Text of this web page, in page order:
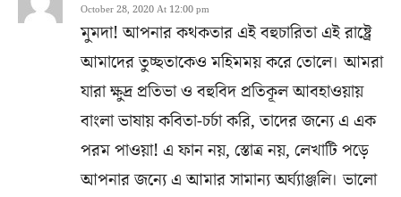
October 28, 2020 At 12:00 pm
মুমদা! আপনার কথকতার এই বহুচারিতা এই রাষ্ট্রে
আমাদের তুচ্ছতাকেও মহিমময় করে তোলে। আমরা
যারা ক্ষুদ্র প্রতিভা ও বহুবিদ প্রতিকূল আবহাওয়ায়
বাংলা ভাষায় কবিতা-চর্চা করি, তাদের জন্যে এ এক
পরম পাওয়া! এ ফান নয়, স্তোত্র নয়, লেখাটি পড়ে
আপনার জন্যে এ আমার সামান্য অর্ঘ্যাঞ্জলি। ভালো